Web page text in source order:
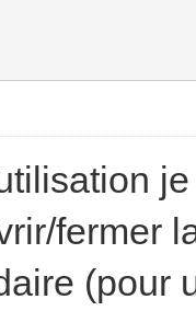
fermer
(pour